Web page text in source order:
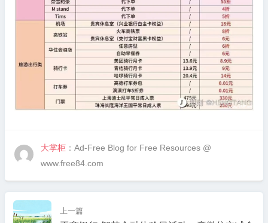
大掌柜 ：Ad-Free Blog for Free Resources @
www.free84.com
上一篇